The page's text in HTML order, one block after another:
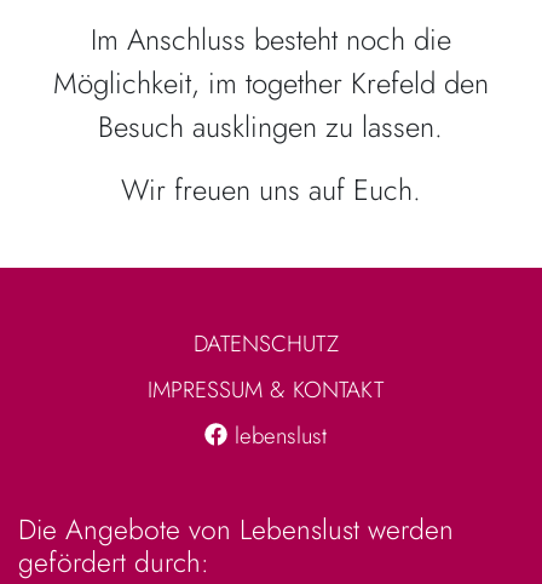
Im Anschluss besteht noch die
Möglichkeit, im together Krefeld den
Besuch ausklingen zu lassen.
Wir freuen uns auf Euch.
DATENSCHUTZ
IMPRESSUM & KONTAKT
lebenslust
Die Angebote von Lebenslust werden
gefördert durch: